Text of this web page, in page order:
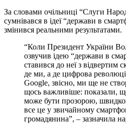
За словами очільниці “Слуги
сумнівався в ідеї “держави в
змінився реальними результатами.
“Коли Президент України
озвучив ідею “держави в
ставився до неї з відвертим
де ми, а де цифрова
Google, звісно, ми ще не
щось важливіше: показали,
може бути прозорою,
все це у звичайному
громадянина”, – зазначила